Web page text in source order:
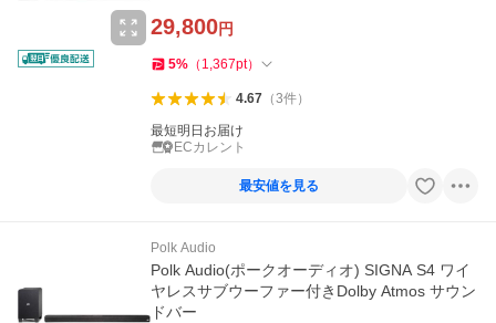
29,800円
5% （ 1,367pt）
4.67（3件）
最短明日お届け
ECカレント
最安値を見る
Polk Audio
Polk Audio(ポークオーディオ) SIGNA S4 ワイ
ヤレスサブウーファー付きDolby Atmos サウン
ドバー